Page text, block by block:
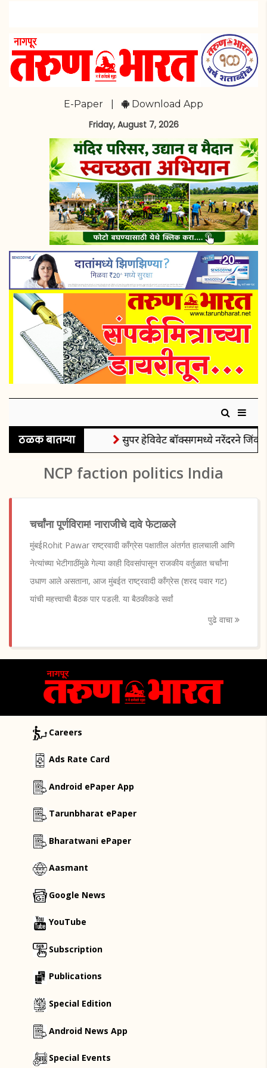
E-Paper Download App
Friday, August 7, 2026
ठळक बातम्या सुपर हेविवेट बॉक्सिंगमध्ये नरेंदरने जिंकले
NCP faction politics India
चर्चांना पूर्णविराम! नाराजीचे दावे फेटाळले
मुंबईRohit Pawar राष्ट्रवादी काँग्रेस पक्षातील अंतर्गत हालचाली आणि
नेत्यांच्या भेटीगाठींमुळे गेल्या काही दिवसांपासून राजकीय वर्तुळात चर्चांना
उधाण आले असताना, आज मुंबईत राष्ट्रवादी काँग्रेस (शरद पवार गट)
यांची महत्त्वाची बैठक पार पडली. या बैठकीकडे सर्वां
पुढे वाचा
Careers
Ads Rate Card
Android ePaper App
Tarunbharat ePaper
Bharatwani ePaper
Aasmant
Google News
YouTube
Subscription
Publications
Special Edition
Android News App
Special Events